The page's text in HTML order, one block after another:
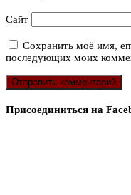
Сайт
Сохранить моё имя,
последующих моих
Присоединиться на